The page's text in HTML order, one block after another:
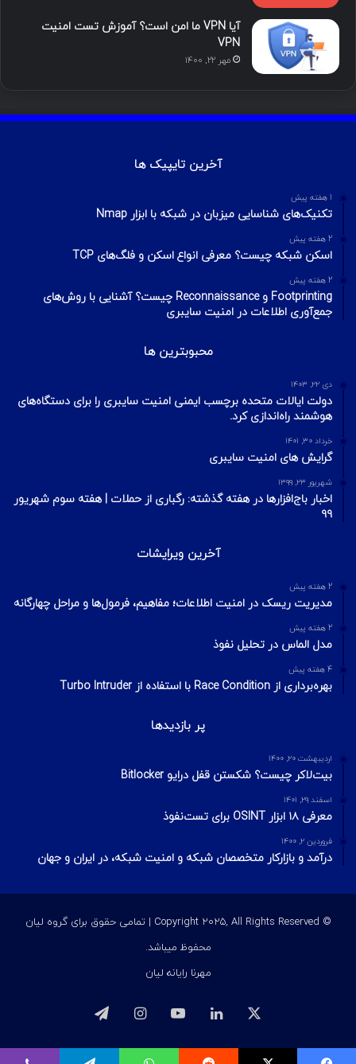
آیا VPN ما امن است؟ آموزش تست امنیت
VPN
مهر ۲۲, ۱۴۰۰
آخرین تایپیک ها
1 هفته پیش
تکنیک‌های شناسایی میزبان در شبکه با ابزار Nmap
2 هفته پیش
اسکن شبکه چیست؟ معرفی انواع اسکن و فلگ‌های TCP
2 هفته پیش
Footprinting و Reconnaissance چیست؟ آشنایی با روش‌های
جمع‌آوری اطلاعات در امنیت سایبری
محبوبترین ها
دی ۲۲, ۱۴۰۳
دولت ایالات متحده برچسب ایمنی امنیت سایبری را برای دستگاه‌های
هوشمند راه‌اندازی کرد.
خرداد ۳۰, ۱۴۰۱
گرایش های امنیت سایبری
شهریور ۲۳, ۱۳۹۹
اخبار باج‌افزارها در هفته گذشته: رگباری از حملات | هفته سوم شهریور
۹۹
آخرین ویرایشات
2 هفته پیش
مدیریت ریسک در امنیت اطلاعات؛ مفاهیم، فرمول‌ها و مراحل چهارگانه
2 هفته پیش
مدل الماس در تحلیل نفوذ
4 هفته پیش
بهره‌برداری از Race Condition با استفاده از Turbo Intruder
پر بازدیدها
اردیبهشت ۲۰, ۱۴۰۰
بیت‌لاکر چیست؟ شکستن قفل درایو Bitlocker
اسفند ۲۹, ۱۴۰۱
معرفی ۱۸ ابزار OSINT برای تست‌نفوذ
فروردین ۲, ۱۴۰۰
درآمد و بازارکار متخصصان شبکه و امنیت شبکه، در ایران و جهان
© Copyright 2025, All Rights Reserved | تمامی حقوق برای گروه لیان
محفوظ میباشد.
مهرنا رایانه لیان
ایکس لینکداین یوتیوب اینستاگرام